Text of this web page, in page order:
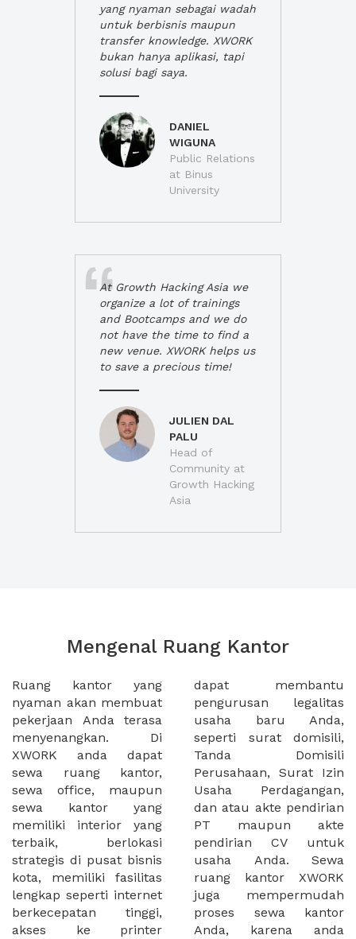
yang nyaman sebagai wadah
untuk berbisnis maupun
transfer knowledge. XWORK
bukan hanya aplikasi, tapi
solusi bagi saya.
DANIEL
WIGUNA
Public Relations
at Binus
University
At Growth Hacking Asia we
organize a lot of trainings
and Bootcamps and we do
not have the time to find a
new venue. XWORK helps us
to save a precious time!
JULIEN DAL
PALU
Head of
Community at
Growth Hacking
Asia
Mengenal Ruang Kantor
Ruang kantor yang
nyaman akan membuat
pekerjaan Anda terasa
menyenangkan. Di
XWORK anda dapat
sewa ruang kantor,
sewa office, maupun
sewa kantor yang
memiliki interior yang
terbaik, berlokasi
strategis di pusat bisnis
kota, memiliki fasilitas
lengkap seperti internet
berkecepatan tinggi,
akses ke printer
dapat membantu
pengurusan legalitas
usaha baru Anda,
seperti surat domisili,
Tanda Domisili
Perusahaan, Surat Izin
Usaha Perdagangan,
dan atau akte pendirian
PT maupun akte
pendirian CV untuk
usaha Anda. Sewa
ruang kantor XWORK
juga mempermudah
proses sewa kantor
Anda, karena anda